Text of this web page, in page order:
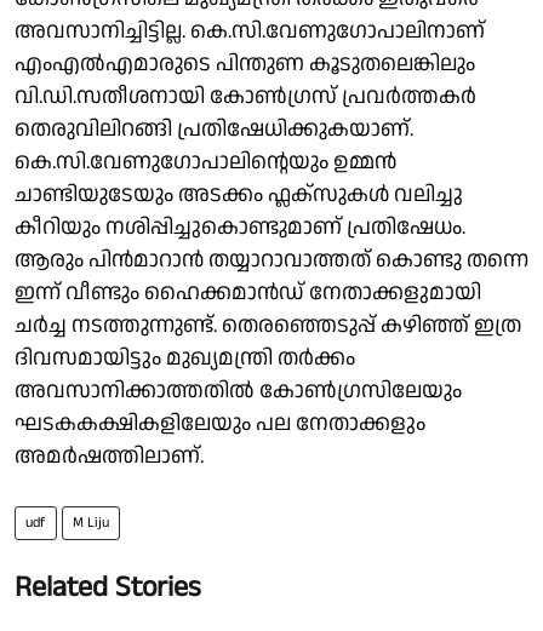
അവസാനിച്ചിട്ടില്ല. കെ.സി.വേണുഗോപാലിനാണ്
എംഎൽഎമാരുടെ പിന്തുണ കൂടുതലെങ്കിലും
വി.ഡി.സതീശനായി കോൺഗ്രസ് പ്രവർത്തകർ
തെരുവിലിറങ്ങി പ്രതിഷേധിക്കുകയാണ്.
കെ.സി.വേണുഗോപാലിൻ്റെയും ഉമ്മൻ
ചാണ്ടിയുടേയും അടക്കം ഫ്ലക്സുകൾ വലിച്ചു
കീറിയും നശിപ്പിച്ചുകൊണ്ടുമാണ് പ്രതിഷേധം.
ആരും പിൻമാറാൻ തയ്യാറാവാത്തത് കൊണ്ടു തന്നെ
ഇന്ന് വീണ്ടും ഹൈക്കമാൻഡ് നേതാക്കളുമായി
ചർച്ച നടത്തുന്നുണ്ട്. തെരഞ്ഞെടുപ്പ് കഴിഞ്ഞ് ഇത്ര
ദിവസമായിട്ടും മുഖ്യമന്ത്രി തർക്കം
അവസാനിക്കാത്തതിൽ കോൺഗ്രസിലേയും
ഘടകകക്ഷികളിലേയും പല നേതാക്കളും
അമർഷത്തിലാണ്.
udf M Liju
Related Stories